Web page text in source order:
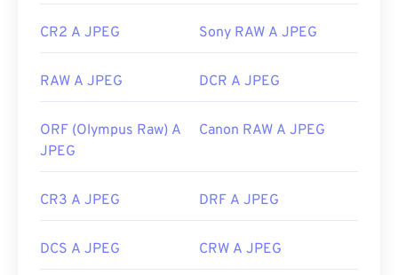
CR2 A JPEG Sony RAW A JPEG
RAW A JPEG DCR A JPEG
ORF (Olympus Raw) A
JPEG
Canon RAW A JPEG
CR3 A JPEG DRF A JPEG
DCS A JPEG CRW A JPEG